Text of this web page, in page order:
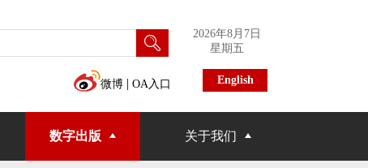
2026年8月7日
星期五
微博 | OA入口 English
数字出版 关于我们